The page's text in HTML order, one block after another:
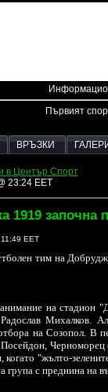
Първият
ВРЪЗКИ
в Център Спорт
23:24 EET
1919 започна
EET
тим на
на стадион
Михалков.
на Созопол. В
Черноморец
когато "жълто-
група с преднина на